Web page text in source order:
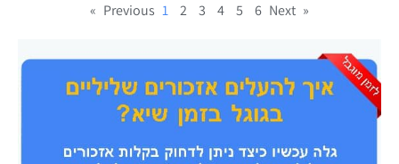
« Previous
1 2 3 4 5 6 Next »